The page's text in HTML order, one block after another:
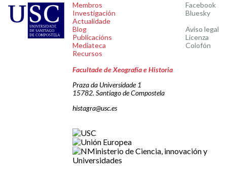
Membros
Investigación
Actualidade
Blog
Publicacións
Mediateca
Recursos
Facebook
Bluesky
Aviso legal
Licenza
Colofón
Facultade de Xeografía e Historia
Praza da Universidade 1
15782. Santiago de Compostela
histagra@usc.es